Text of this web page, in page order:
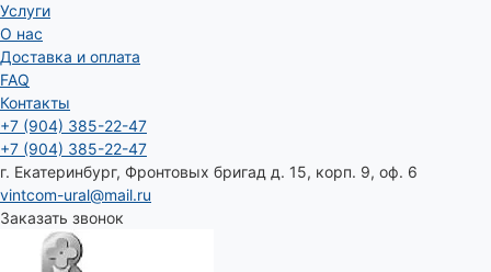
Услуги
О нас
Доставка и оплата
FAQ
Контакты
+7 (904) 385-22-47
+7 (904) 385-22-47
г. Екатеринбург, Фронтовых бригад д. 15, корп. 9, оф. 6
vintcom-ural@mail.ru
Заказать звонок